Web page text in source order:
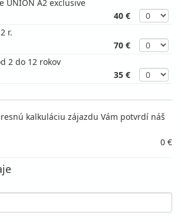
UNION A2 exclusive
40 €
r.
70 €
2 do 12 rokov
35 €
kalkuláciu zájazdu Vám potvrdí náš
0 €